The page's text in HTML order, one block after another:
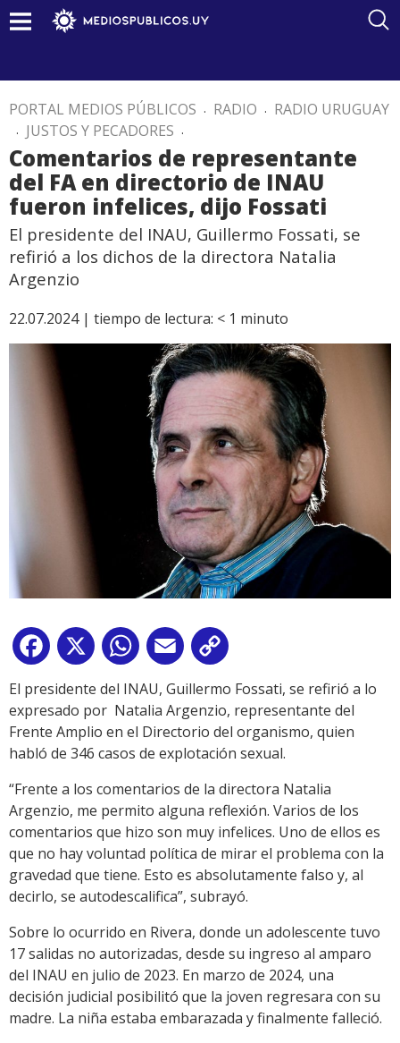
PORTAL MEDIOS PÚBLICOS . RADIO . RADIO URUGUAY
. JUSTOS Y PECADORES .
Comentarios de representante
del FA en directorio de INAU
fueron infelices, dijo Fossati
El presidente del INAU, Guillermo Fossati, se
refirió a los dichos de la directora Natalia
Argenzio
22.07.2024 | tiempo de lectura: < 1 minuto
Facebook
X WhatsApp
Email
Link
El presidente del INAU, Guillermo Fossati, se refirió a lo
expresado por Natalia Argenzio, representante del
Frente Amplio en el Directorio del organismo, quien
habló de 346 casos de explotación sexual.
“Frente a los comentarios de la directora Natalia
Argenzio, me permito alguna reflexión. Varios de los
comentarios que hizo son muy infelices. Uno de ellos es
que no hay voluntad política de mirar el problema con la
gravedad que tiene. Esto es absolutamente falso y, al
decirlo, se autodescalifica”, subrayó.
Sobre lo ocurrido en Rivera, donde un adolescente tuvo
17 salidas no autorizadas, desde su ingreso al amparo
del INAU en julio de 2023. En marzo de 2024, una
decisión judicial posibilitó que la joven regresara con su
madre. La niña estaba embarazada y finalmente falleció.